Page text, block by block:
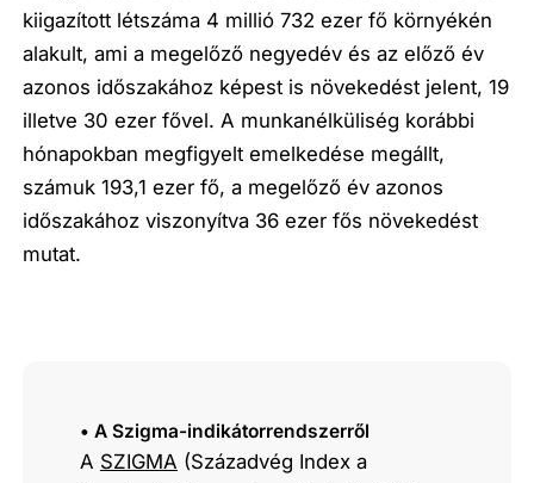
kiigazított létszáma 4 millió 732 ezer fő környékén
alakult, ami a megelőző negyedév és az előző év
azonos időszakához képest is növekedést jelent, 19
illetve 30 ezer fővel. A munkanélküliség korábbi
hónapokban megfigyelt emelkedése megállt,
számuk 193,1 ezer fő, a megelőző év azonos
időszakához viszonyítva 36 ezer fős növekedést
mutat.
• A Szigma-indikátorrendszerről
A SZIGMA (Századvég Index a